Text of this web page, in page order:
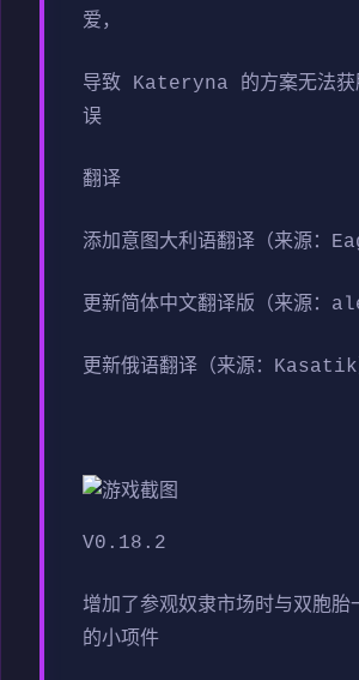
爱，
导致 Kateryna 的方案无法获
误
翻译
添加意图大利语翻译（来源：
更新简体中文翻译版（来源：
更新俄语翻译（来源：Kasatik
V0.18.2
增加了参观奴隶市场时与双胞胎
的小项件